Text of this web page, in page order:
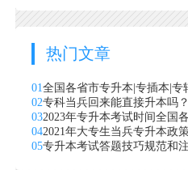
热门文章
01全国各省市专升本|专插本|
02专科当兵回来能直接升本吗
032023年专升本考试时间全国
042021年大专生当兵专升本政
05专升本考试答题技巧规范和